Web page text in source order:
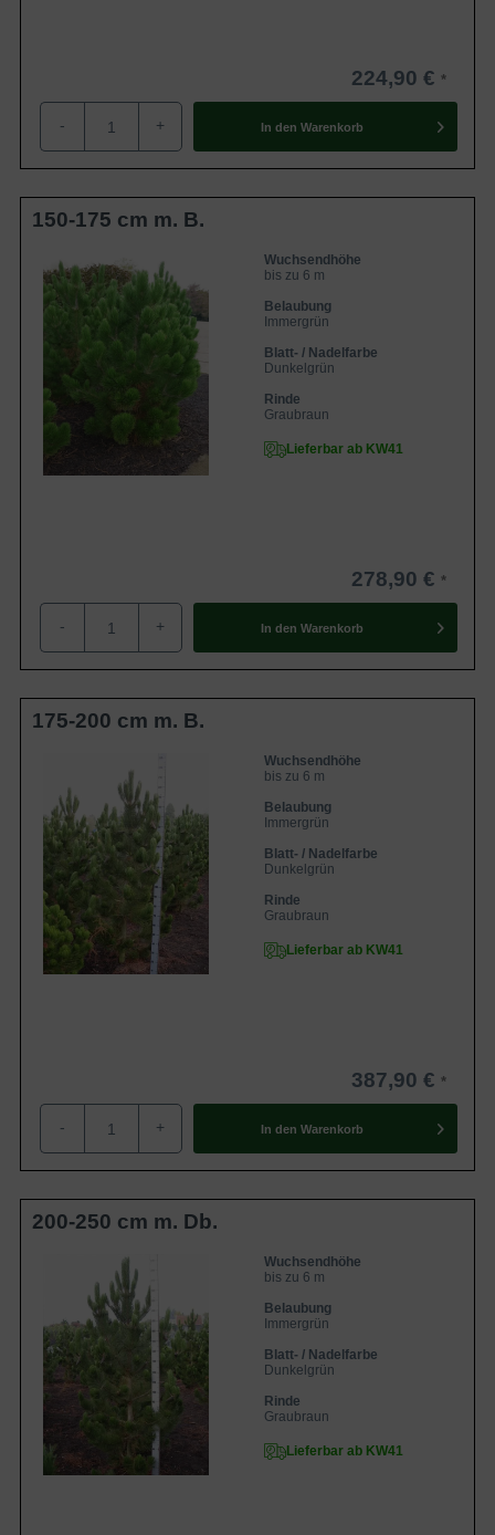
224,90 €
- + In den Warenkorb
150-175 cm m. B.
Wuchsendhöhe
bis zu 6 m
Belaubung
Immergrün
Blatt- / Nadelfarbe
Dunkelgrün
Rinde
Graubraun
Lieferbar ab KW41
278,90 €
- + In den Warenkorb
175-200 cm m. B.
Wuchsendhöhe
bis zu 6 m
Belaubung
Immergrün
Blatt- / Nadelfarbe
Dunkelgrün
Rinde
Graubraun
Lieferbar ab KW41
387,90 €
- + In den Warenkorb
200-250 cm m. Db.
Wuchsendhöhe
bis zu 6 m
Belaubung
Immergrün
Blatt- / Nadelfarbe
Dunkelgrün
Rinde
Graubraun
Lieferbar ab KW41